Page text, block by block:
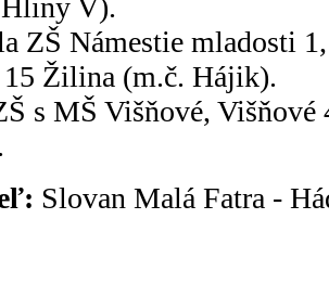
V).
ZŠ Námestie mladosti
15 Žilina (m.č. Hájik).
s MŠ Višňové, Višňové
Slovan Malá Fatra -